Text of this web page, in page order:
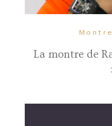
La montre de